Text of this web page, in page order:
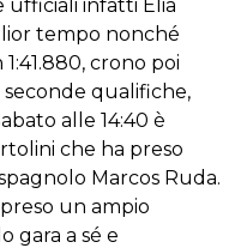
ufficiali infatti Elia
tempo nonché
crono poi
qualifiche,
alle 14:40 è
che ha preso
Marcos Ruda.
un ampio
gara a sé e